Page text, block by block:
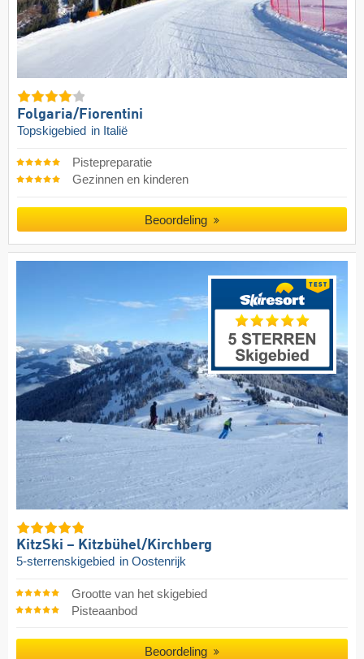
Folgaria/​Fiorentini
Topskigebied in Italië
Pistepreparatie
Gezinnen en kinderen
Beoordeling
KitzSki – Kitzbühel/​Kirchberg
5-sterrenskigebied in Oostenrijk
Grootte van het skigebied
Pisteaanbod
Beoordeling